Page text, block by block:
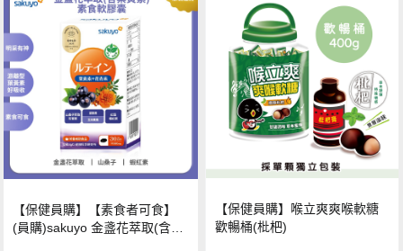
【保健員購】【素食者可食】
(員購)sakuyo 金盞花萃取(含葉
【保健員購】喉立爽爽喉軟糖
歡暢桶(枇杷)